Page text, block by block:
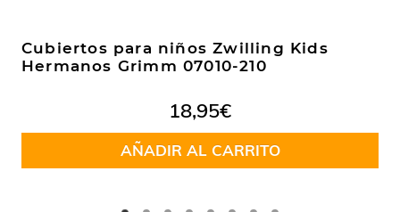
Cubiertos para niños Zwilling Kids
Hermanos Grimm 07010-210
18,95€
AÑADIR AL CARRITO